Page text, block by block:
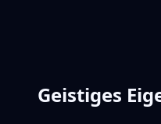
Geistiges